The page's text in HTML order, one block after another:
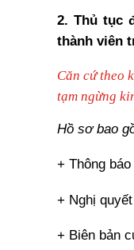
2. Thủ tục
thành viên
Căn cứ theo
tạm ngừng
Hồ sơbao
+ Thông
+ Nghị quyết
+ Biên bản